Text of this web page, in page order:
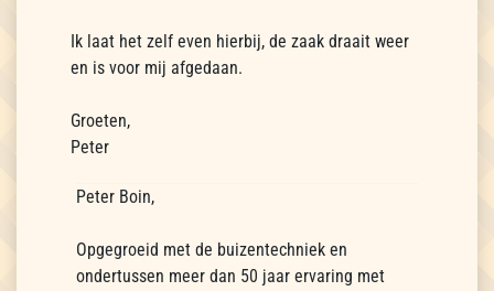
Ik laat het zelf even hierbij, de zaak draait weer
en is voor mij afgedaan.
Groeten,
Peter
Peter Boin,
Opgegroeid met de buizentechniek en
ondertussen meer dan 50 jaar ervaring met